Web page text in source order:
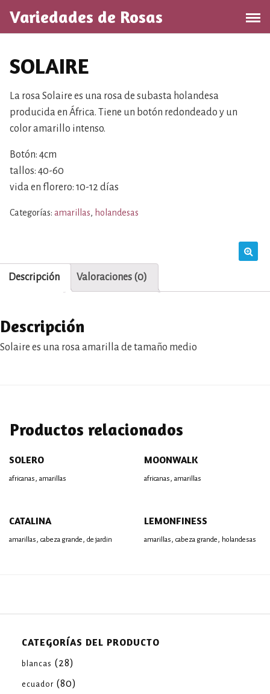
l
Variedades de Rosas
SOLAIRE
La rosa Solaire es una rosa de subasta holandesa
producida en África. Tiene un botón redondeado y un
color amarillo intenso.
Botón: 4cm
tallos: 40-60
vida en florero: 10-12 días
Categorías: amarillas, holandesas
Descripción Valoraciones (0)
Descripción
Solaire es una rosa amarilla de tamaño medio
Productos relacionados
SOLERO
africanas, amarillas
MOONWALK
africanas, amarillas
CATALINA
amarillas, cabeza grande, de jardin
LEMONFINESS
amarillas, cabeza grande, holandesas
CATEGORÍAS DEL PRODUCTO
blancas (28)
ecuador (80)